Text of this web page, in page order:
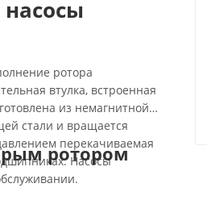
ротора
втулка, встроенная
из немагнитной
стали и вращается
перекачиваемая
Насосы
ротором